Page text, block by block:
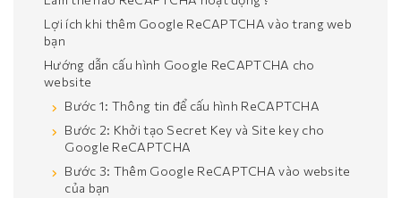
Lợi ích khi thêm Google ReCAPTCHA vào trang web
bạn
Hướng dẫn cấu hình Google ReCAPTCHA cho
website
Bước 1: Thông tin để cấu hình ReCAPTCHA
Bước 2: Khởi tạo Secret Key và Site key cho
Google ReCAPTCHA
Bước 3: Thêm Google ReCAPTCHA vào website
của bạn